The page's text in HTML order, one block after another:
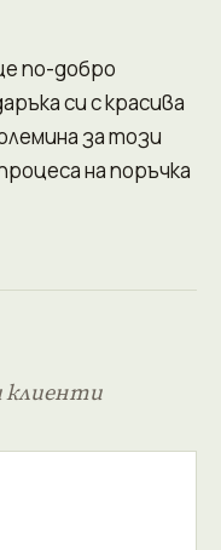
по-добро
си с красива
за този
на поръчка
клиенти